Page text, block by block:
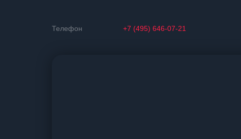
Телефон +7 (495) 646-07-21